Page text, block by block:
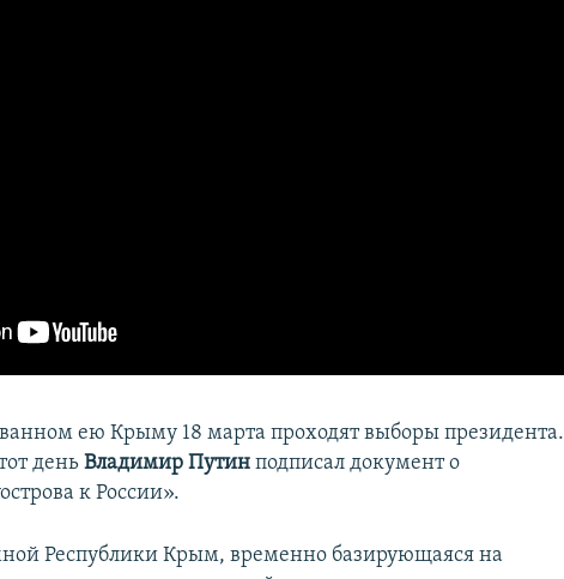
ею Крыму 18 марта проходят выборы президента.
деньВладимир Путин подписал документ о
к России».
Республики Крым, временно базирующаяся на